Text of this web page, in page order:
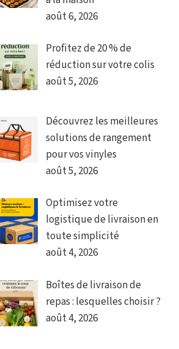
août 6, 2026
Profitez de 20 % de
réduction sur votre colis
août 5, 2026
Découvrez les meilleures
solutions de rangement
pour vos vinyles
août 5, 2026
Optimisez votre
logistique de livraison en
toute simplicité
août 4, 2026
Boîtes de livraison de
repas : lesquelles choisir ?
août 4, 2026